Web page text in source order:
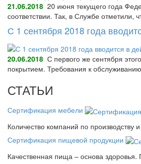
21.06.2018 20 июня текущего года
соответствии. Так, в Службе отметили,
С 1 сентября 2018 года
20.06.2018 С первого же сентября
покрытием. Требования к
СТАТЬИ
Сертификация мебели
Количество компаний по производству
Сертификация пищевой продукции
Качественная пища – основа